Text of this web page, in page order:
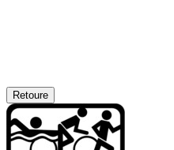
Retoure